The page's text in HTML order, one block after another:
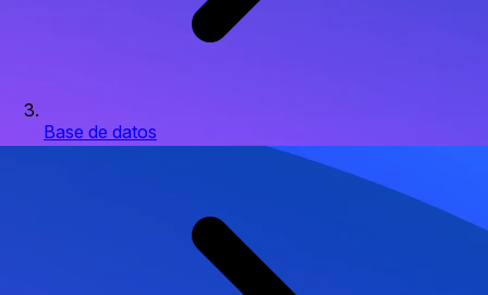
Base de datos